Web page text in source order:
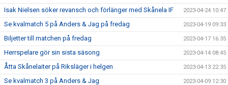
Isak Nielsen söker revansch och förlänger med Skånela IF 2023-04-24 10:47
Se kvalmatch 5 på Anders & Jag på fredag 2023-04-19 09:33
Biljetter till matchen på fredag 2023-04-17 16:35
Herrspelare gör sin sista säsong 2023-04-14 08:45
Åtta Skånelaiter på Riksläger i helgen 2023-04-13 22:35
Se kvalmatch 3 på Anders & Jag 2023-04-09 12:30